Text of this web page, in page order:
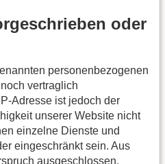
oder
personenbezogenen
vertraglich
Adresse ist jedoch der
unserer Website nicht
einzelne Dienste und
eingeschränkt sein. Aus
ausgeschlossen.